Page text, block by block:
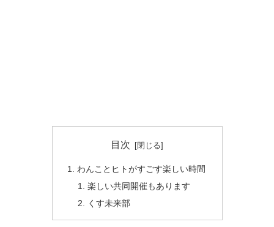
目次
わんことヒトがすごす楽しい時間
楽しい共同開催もあります
くす未来部